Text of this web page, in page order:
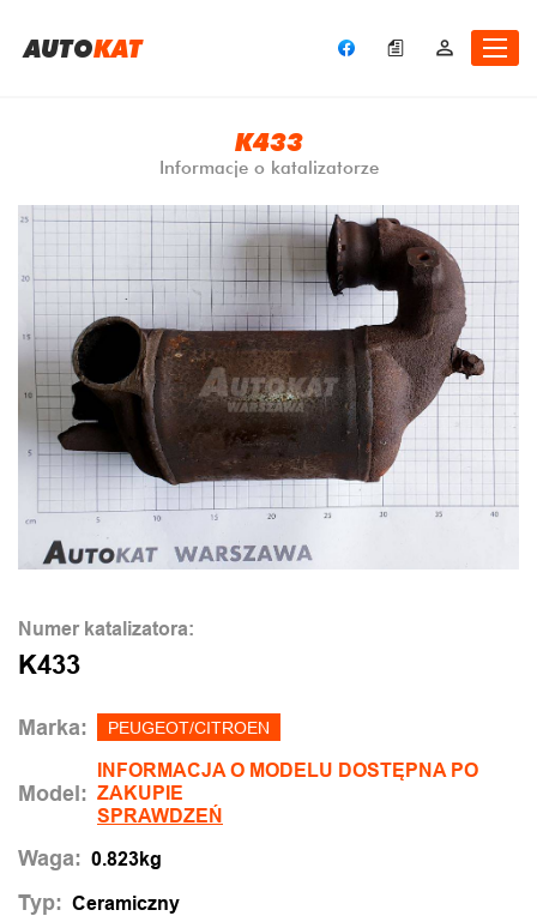
AUTOKAT
K433
Informacje o katalizatorze
Numer katalizatora:
K433
Marka: PEUGEOT/CITROEN
Model:
INFORMACJA O MODELU DOSTĘPNA PO
ZAKUPIE
SPRAWDZEŃ
Waga: 0.823kg
Typ: Ceramiczny